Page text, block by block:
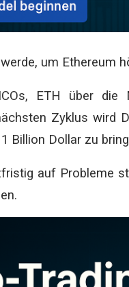
um Ethereum
ETH über die
Zyklus wird
Billion Dollar zu
auf Probleme